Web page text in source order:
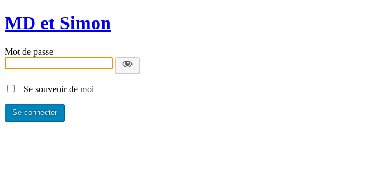
MD et Simon
Mot de passe
Se souvenir de moi